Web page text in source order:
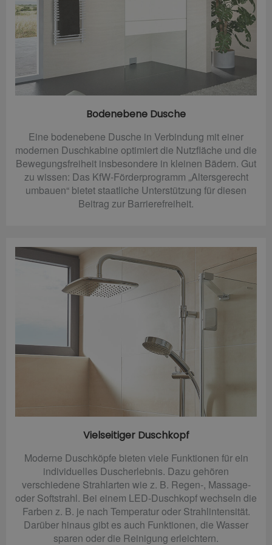
Bodenebene Dusche
Eine bodenebene Dusche in Verbindung mit einer
modernen Duschkabine optimiert die Nutzfläche und die
Bewegungsfreiheit insbesondere in kleinen Bädern. Gut
zu wissen: Das KfW-Förderprogramm „Altersgerecht
umbauen“ bietet staatliche Unterstützung für diesen
Beitrag zur Barrierefreiheit.
Vielseitiger Duschkopf
Moderne Duschköpfe bieten viele Funktionen für ein
individuelles Duscherlebnis. Dazu gehören
verschiedene Strahlarten wie z. B. Regen-, Massage-
oder Softstrahl. Bei einem LED-Duschkopf wechseln die
Farben z. B. je nach Temperatur oder Strahlintensität.
Darüber hinaus gibt es auch Funktionen, die Wasser
sparen oder die Reinigung erleichtern.